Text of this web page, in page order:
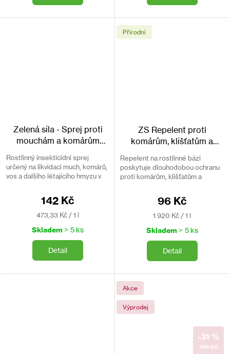
Zelená síla - Sprej proti
mouchám a komárům
Rostlinný insekticidní sprej
určený na likvidaci much, komárů,
vos a dalšího létajícího hmyzu v
142 Kč
Měrná
473,33 Kč / 1 l
Skladem > 5 ks
Detail
Přírodní
ZS Repelent proti
komárům, klíšťatům a
Přírodní repelent s aloe
Repelent na rostlinné bázi
poskytuje dlouhodobou ochranu
proti komárům, klíšťatům a
96 Kč
Měrná
1 920 Kč / 1 l
Skladem > 5 ks
Detail
Akce
Výprodej
186 Kč
-31 %